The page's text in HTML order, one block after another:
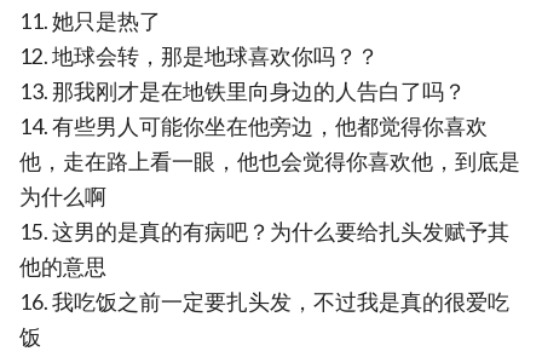
11. 她只是热了
12. 地球会转，那是地球喜欢你吗？？
13. 那我刚才是在地铁里向身边的人告白了吗？
14. 有些男人可能你坐在他旁边，他都觉得你喜欢
他，走在路上看一眼，他也会觉得你喜欢他，到底是
为什么啊
15. 这男的是真的有病吧？为什么要给扎头发赋予其
他的意思
16. 我吃饭之前一定要扎头发，不过我是真的很爱吃
饭